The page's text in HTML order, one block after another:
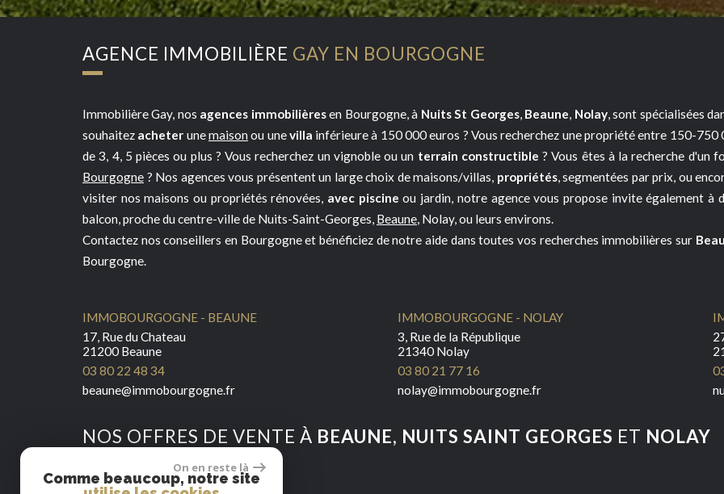
AGENCE IMMOBILIÈRE GAY EN BOURGOGNE
Immobilière Gay, nos agences immobilièresen Bourgogne, à Nuits St Georges, Beaune, Nolay, sont spécialisées
souhaitez acheter unemaison ou unevilla inférieure à 150 000 euros ? Vous recherchez une propriété entre 150-750
de 3, 4, 5 pièces ou plus ? Vous recherchez un vignoble ou un terrain constructible ? Vous êtes à la recherche d'un
Bourgogne ? Nos agences vous présentent un large choix de maisons/villas, propriétés, segmentées par prix, ou
visiter nos maisons ou propriétés rénovées, avec piscine ou jardin, notre agence vous propose invite également à
balcon, proche du centre-ville de Nuits-Saint-Georges, Beaune, Nolay, ou leurs environs.
Contactez nos conseillers en Bourgogne et bénéficiez de notre aide dans toutes vos recherches immobilières sur
Bourgogne.
IMMOBOURGOGNE - BEAUNE
17, Rue du Chateau
21200 Beaune
03 80 22 48 34
beaune@immobourgogne.fr
IMMOBOURGOGNE - NOLAY
3, Rue de la République
21340 Nolay
03 80 21 77 16
nolay@immobourgogne.fr
NOS OFFRES DE VENTE À BEAUNE, NUITS SAINT GEORGES ET NOLAY
On en reste là
Comme beaucoup, notre site